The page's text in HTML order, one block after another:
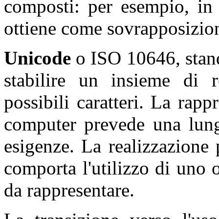
composti: per esempio,
ottiene come
Unicode o ISO 10646,
stabilire un insieme di
possibili caratteri. La
computer prevede una
esigenze. La
comporta l'utilizzo di uno
da rappresentare.